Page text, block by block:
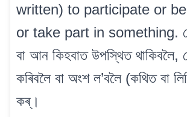
written) to participate or
or take part in something.
বা আন কিহবাত উপস্থিত থাকিবলৈ,
কৰিবলৈ বা অংশ ল’বলৈ (কথিত বা
কৰ্।